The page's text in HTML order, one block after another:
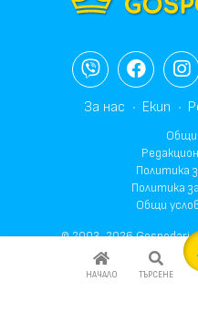
НАЧАЛО ТЪРСЕНЕ
За нас Екип
Общи
Политика
Политика
Общи
© 2003-2026